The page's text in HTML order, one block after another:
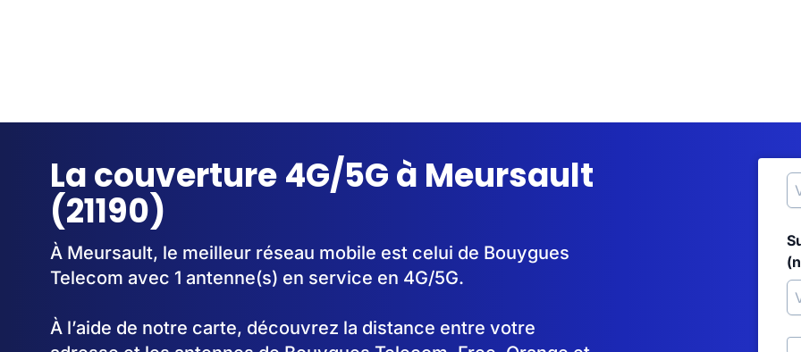
La couverture 4G/5G à Meursault
(21190)
À Meursault, le meilleur réseau mobile est celui de Bouygues
Telecom avec 1 antenne(s) en service en 4G/5G.
À l’aide de notre carte, découvrez la distance entre votre